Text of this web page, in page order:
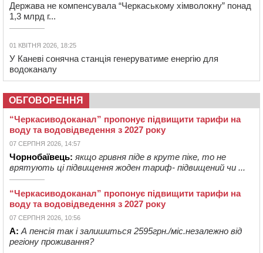
Держава не компенсувала “Черкаському хімволокну” понад
1,3 млрд г...
01 КВІТНЯ 2026, 18:25
У Каневі сонячна станція генеруватиме енергію для
водоканалу
ОБГОВОРЕННЯ
“Черкасиводоканал” пропонує підвищити тарифи на
воду та водовідведення з 2027 року
07 СЕРПНЯ 2026, 14:57
Чорнобаївець: якщо гривня піде в круте піке, то не
врятують ці підвищення жоден тариф- підвищений чи ...
“Черкасиводоканал” пропонує підвищити тарифи на
воду та водовідведення з 2027 року
07 СЕРПНЯ 2026, 10:56
А: А пенсія так і залишиться 2595грн./міс.незалежно від
регіону проживання?